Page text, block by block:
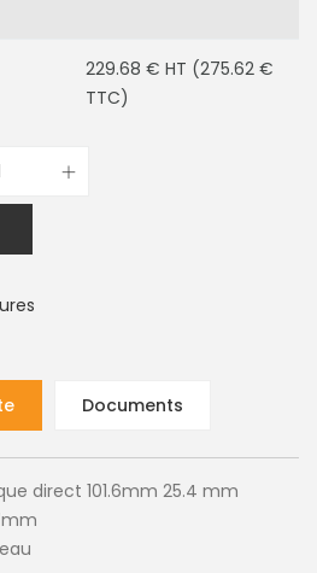
229.68 € HT (275.62 €
TTC)
Documents
direct 101.6mm 25.4 mm